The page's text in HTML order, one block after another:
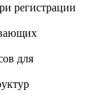
регистрации
для